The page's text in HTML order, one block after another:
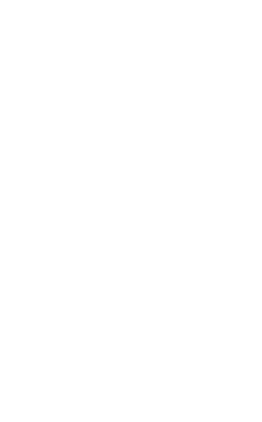
Human Influencer.